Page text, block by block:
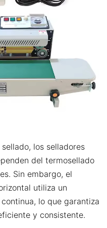
los selladores
del termosellado
Sin embargo, el
utiliza un
lo que garantiza
y consistente.